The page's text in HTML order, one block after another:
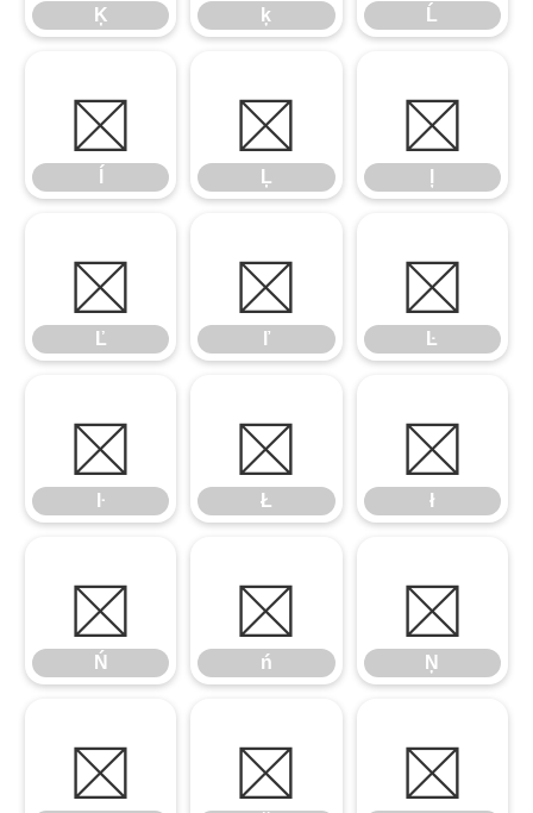
Ķ ķ Ĺ
ĺ Ļ
Ļ
ļ
Ľ
Ľ
ľ
ľ
Ŀ
Ŀ
ŀ
ŀ
Ł
Ł
ł
ł
Ń
Ń
ń
ń
Ņ
Ņ
ņ Ň ň